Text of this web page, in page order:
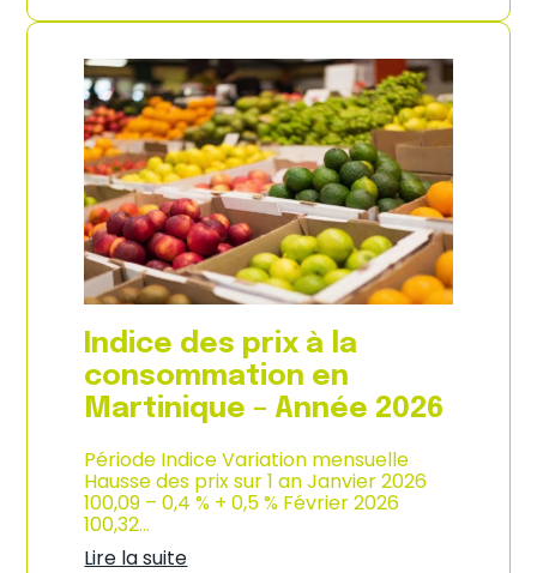
e
o
u
p
e
–
A
n
n
é
e
2
0
2
6
i
e
d
e
s
p
r
i
x
d
e
p
r
o
d
u
c
t
o
n
e
’
Indice des prix à la
consommation en
Martinique – Année 2026
Période Indice Variation mensuelle
Hausse des prix sur 1 an Janvier 2026
100,09 – 0,4 % + 0,5 % Février 2026
100,32…
Lire la suite